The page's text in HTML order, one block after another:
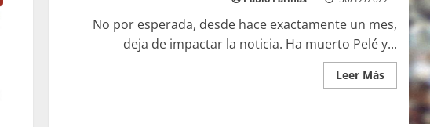
No por esperada, desde hace exactamente un mes,
deja de impactar la noticia. Ha muerto Pelé y...
Leer Más